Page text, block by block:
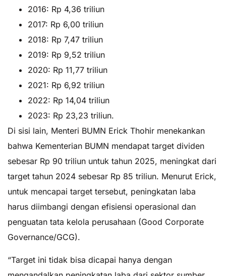
2016: Rp 4,36 triliun
2017: Rp 6,00 triliun
2018: Rp 7,47 triliun
2019: Rp 9,52 triliun
2020: Rp 11,77 triliun
2021: Rp 6,92 triliun
2022: Rp 14,04 triliun
2023: Rp 23,23 triliun.
Di sisi lain, Menteri BUMN Erick Thohir menekankan
bahwa Kementerian BUMN mendapat target dividen
sebesar Rp 90 triliun untuk tahun 2025, meningkat dari
target tahun 2024 sebesar Rp 85 triliun. Menurut Erick,
untuk mencapai target tersebut, peningkatan laba
harus diimbangi dengan efisiensi operasional dan
penguatan tata kelola perusahaan (Good Corporate
Governance/GCG).
“Target ini tidak bisa dicapai hanya dengan